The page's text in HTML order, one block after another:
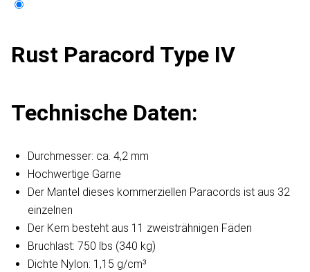
Rust Paracord Type IV
Technische Daten:
Durchmesser: ca. 4,2 mm
Hochwertige Garne
Der Mantel dieses kommerziellen Paracords ist aus 32
einzelnen
Der Kern besteht aus 11 zweisträhnigen Fäden
Bruchlast: 750 lbs (340 kg)
Dichte Nylon: 1,15 g/cm³